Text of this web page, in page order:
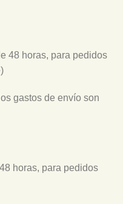
48 horas, para pedidos
gastos de envío son
horas, para pedidos